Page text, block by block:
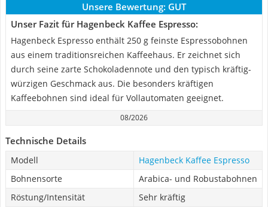
Unsere Bewertung: GUT
Unser Fazit für Hagenbeck Kaffee Espresso:
Hagenbeck Espresso enthält 250 g feinste Espressobohnen
aus einem traditionsreichen Kaffeehaus. Er zeichnet sich
durch seine zarte Schokoladennote und den typisch kräftig-
würzigen Geschmack aus. Die besonders kräftigen
Kaffeebohnen sind ideal für Vollautomaten geeignet.
08/2026
Technische Details
Modell
Hagenbeck Kaffee Espresso
Bohnensorte
Arabica- und Robustabohnen
Röstung/Intensität
Sehr kräftig